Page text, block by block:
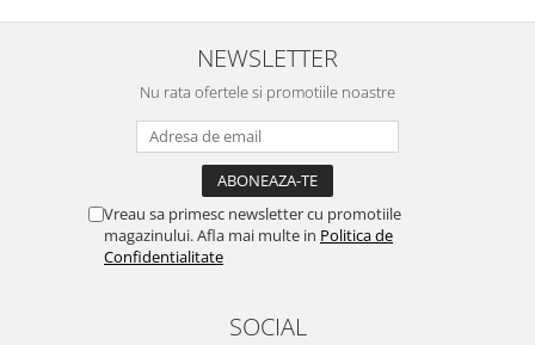
NEWSLETTER
Nu rata ofertele si promotiile noastre
Vreau sa primesc newsletter cu promotiile
magazinului. Afla mai multe in Politica de
Confidentialitate
SOCIAL